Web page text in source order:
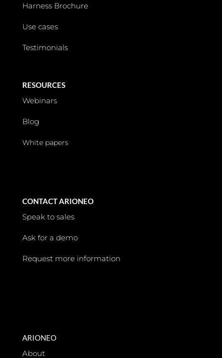
Harness Brochure
Use cases
Testimonials
RESOURCES
Webinars
Blog
White papers
CONTACT ARIONEO
Speak to sales
Ask for a demo
Request more information
ARIONEO
About